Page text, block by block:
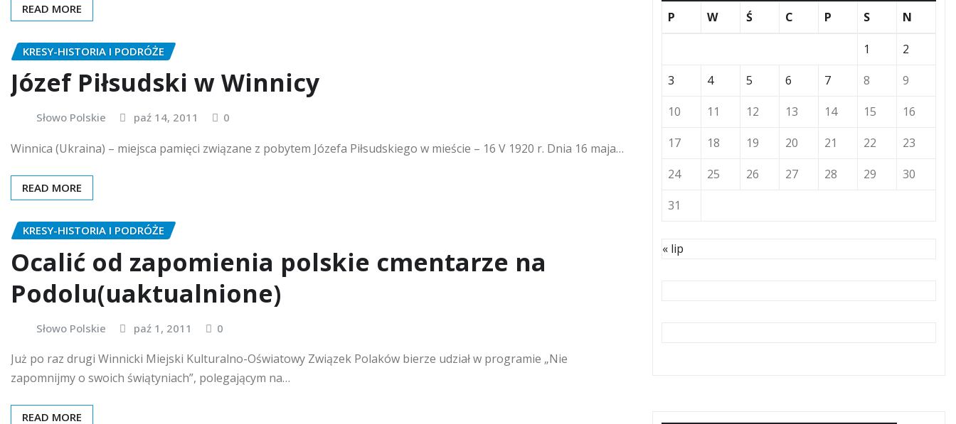
READ MORE
KRESY-HISTORIA I PODRÓŻE
Józef Piłsudski w Winnicy
Słowo Polskie paź 14, 2011 0
Winnica (Ukraina) – miejsca pamięci związane z pobytem Józefa Piłsudskiego w mieście – 16 V 1920 r. Dnia 16 maja…
READ MORE
KRESY-HISTORIA I PODRÓŻE
Ocalić od zapomienia polskie cmentarze na
Podolu(uaktualnione)
Słowo Polskie paź 1, 2011 0
Już po raz drugi Winnicki Miejski Kulturalno-Oświatowy Związek Polaków bierze udział w programie „Nie
zapomnijmy o swoich świątyniach”, polegającym na…
READ MORE
P
W Ś C P S N
1
2
3
4 5 6 7 8
9
10
11 12 13 14 15
16
17
18 19 20 21 22
23
24
25 26 27 28 29
30
31
« lip